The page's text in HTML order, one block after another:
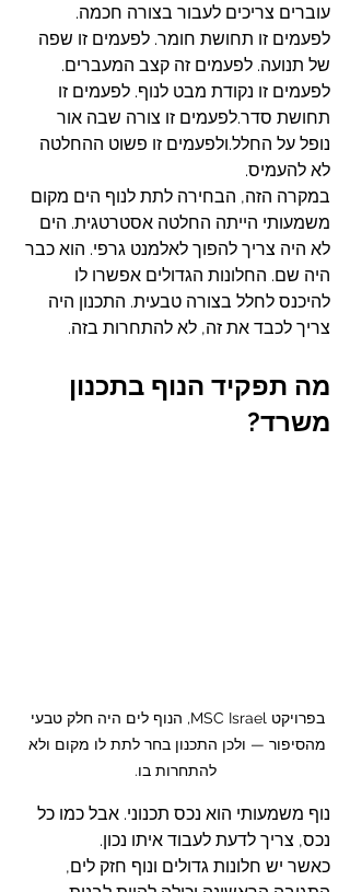
עוברים צריכים לעבור בצורה חכמה.
לפעמים זו תחושת חומר. לפעמים זו שפה
של תנועה. לפעמים זה קצב המעברים.
לפעמים זו נקודת מבט לנוף. לפעמים זו
תחושת סדר.לפעמים זו צורה שבה אור
נופל על החלל.ולפעמים זו פשוט ההחלטה
לא להעמיס.
במקרה הזה, הבחירה לתת לנוף הים מקום
משמעותי הייתה החלטה אסטרטגית. הים
לא היה צריך להפוך לאלמנט גרפי. הוא כבר
היה שם. החלונות הגדולים אפשרו לו
להיכנס לחלל בצורה טבעית. התכנון היה
צריך לכבד את זה, לא להתחרות בזה.
מה תפקיד הנוף בתכנון
משרד?
בפרויקט MSC Israel, הנוף לים היה חלק טבעי
מהסיפור — ולכן התכנון בחר לתת לו מקום ולא
להתחרות בו.
נוף משמעותי הוא נכס תכנוני. אבל כמו כל
נכס, צריך לדעת לעבוד איתו נכון.
כאשר יש חלונות גדולים ונוף חזק לים,